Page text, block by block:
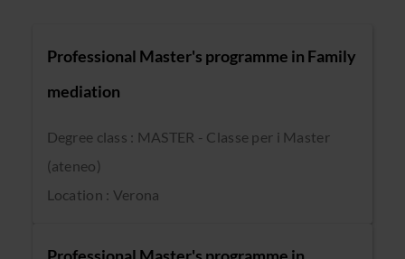
Professional Master's programme in Family
mediation
Degree class : MASTER - Classe per i Master
(ateneo)
Location : Verona